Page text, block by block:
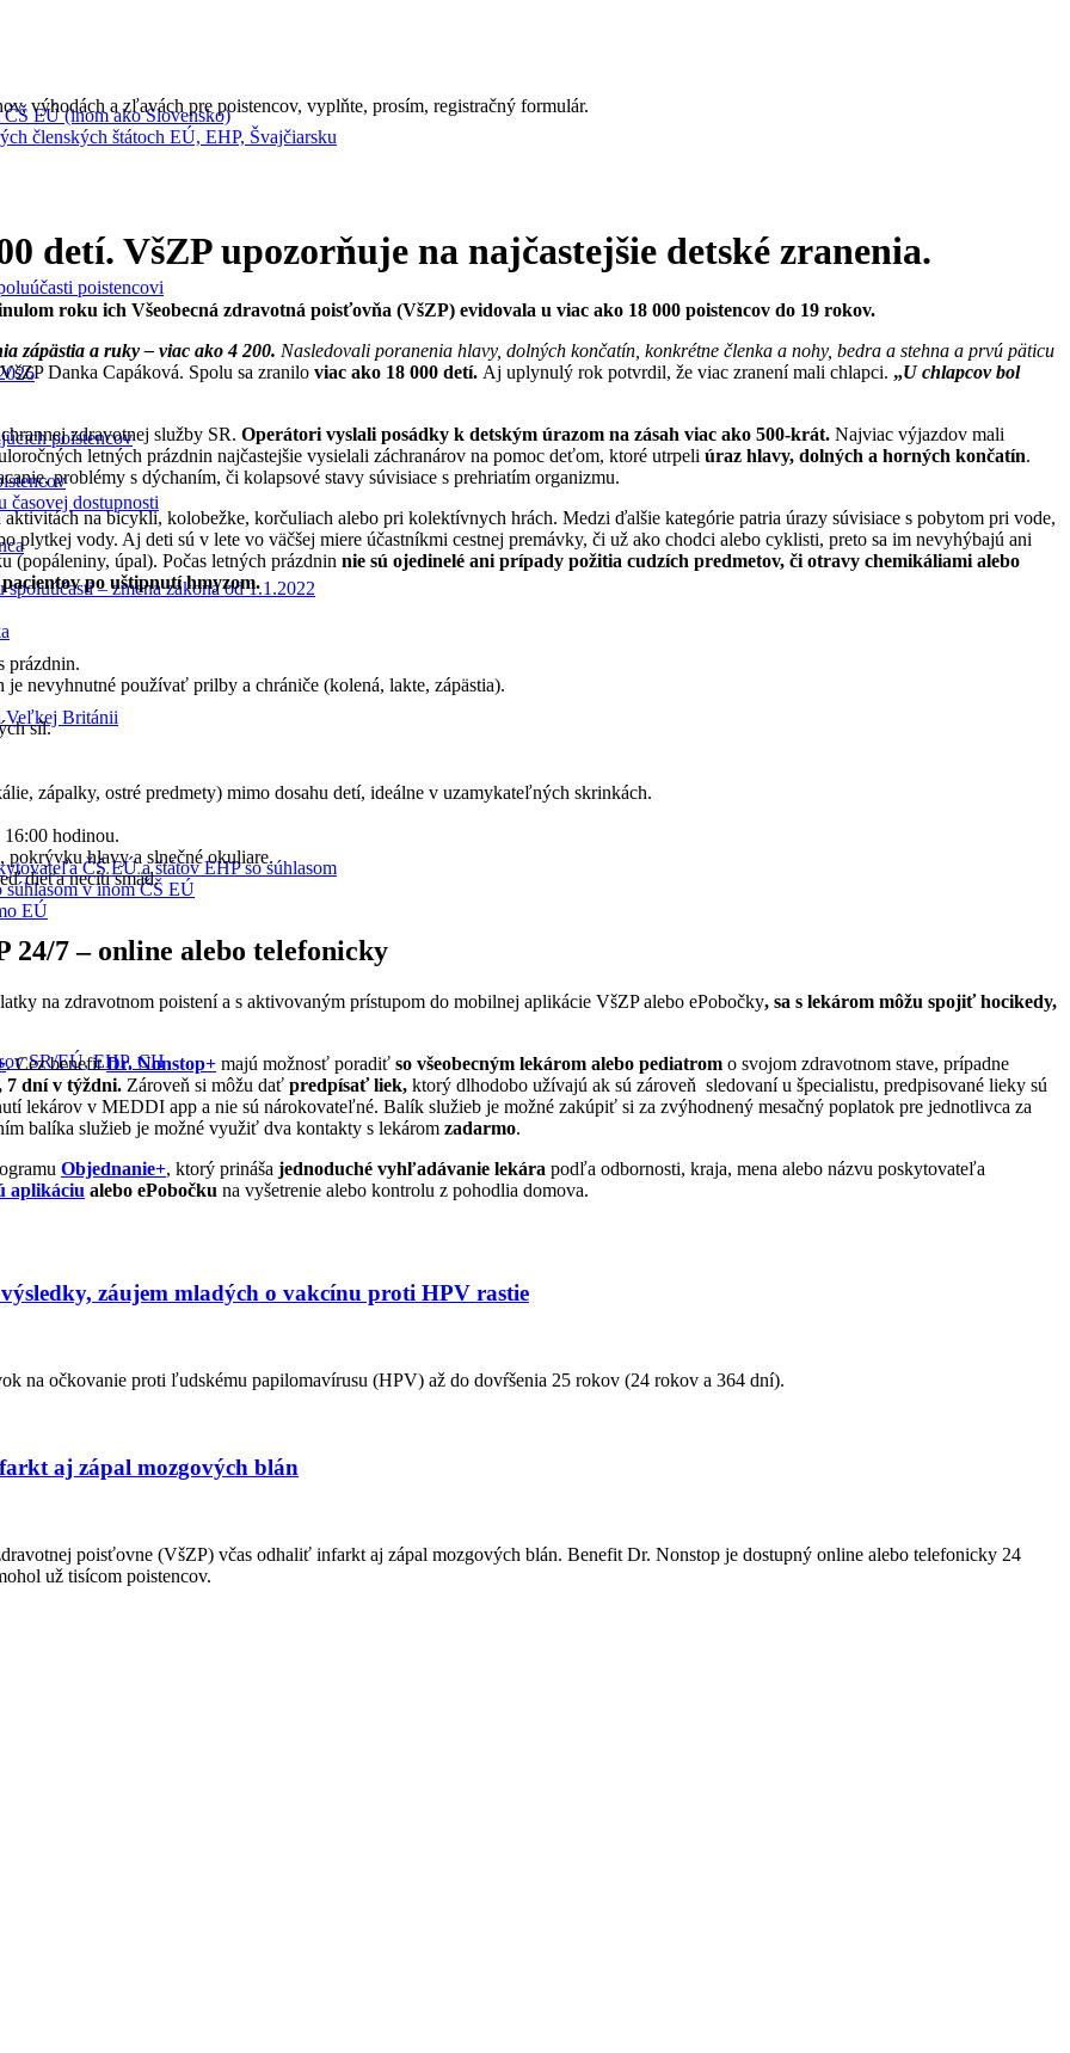
EÚ (inom ako Slovensko)
členských štátoch EÚ, EHP, Švajčiarsku
poistencovi
poistencov
časovej dostupnosti
– zmena zákona od 1.1.2022
Veľkej Británii
ČŠ EÚ a štátov EHP so súhlasom
súhlasom v inom ČŠ EÚ
EÚ
SR/EÚ, EHP, CH
výhodách a zľavách pre poistencov, vyplňte, prosím, registračný formulár.
detí. VšZP upozorňuje na najčastejšie detské zranenia.
roku ich Všeobecná zdravotná poisťovňa (VšZP) evidovala u viac ako 18 000 poistencov do 19 rokov.
zápästia a ruky – viac ako 4 200. Nasledovali poranenia hlavy, dolných končatín, konkrétne členka a nohy, bedra a stehna a prvú päticu
Danka Capáková. Spolu sa zranilo viac ako 18 000 detí. Aj uplynulý rok potvrdil, že viac zranení mali chlapci. „U chlapcov bol
zdravotnej služby SR. Operátori vyslali posádky k detským úrazom na zásah viac ako 500-krát. Najviac výjazdov mali
letných prázdnin najčastejšie vysielali záchranárov na pomoc deťom, ktoré utrpeli úraz hlavy, dolných a horných končatín.
problémy s dýchaním, či kolapsové stavy súvisiace s prehriatím organizmu.
na bicykli, kolobežke, korčuliach alebo pri kolektívnych hrách. Medzi ďalšie kategórie patria úrazy súvisiace s pobytom pri vode,
plytkej vody. Aj deti sú v lete vo väčšej miere účastníkmi cestnej premávky, či už ako chodci alebo cyklisti, preto sa im nevyhýbajú ani
(popáleniny, úpal). Počas letných prázdnin nie sú ojedinelé ani prípady požitia cudzích predmetov, či otravy chemikáliami alebo
po uštipnutí hmyzom.
prázdnin.
nevyhnutné používať prilby a chrániče (kolená, lakte, zápästia).
síl.
zápalky, ostré predmety) mimo dosahu detí, ideálne v uzamykateľných skrinkách.
16:00 hodinou.
pokrývku hlavy a slnečné okuliare.
dieťa necíti smäd.
24/7 – online alebo telefonicky
na zdravotnom poistení a s aktivovaným prístupom do mobilnej aplikácie VšZP alebo ePobočky, sa s lekárom môžu spojiť hocikedy,
. Cez benefitDr. Nonstop+ majú možnosť poradiť so všeobecným lekárom alebo pediatrom o svojom zdravotnom stave, prípadne
7 dní v týždni. Zároveň si môžu dať predpísať liek, ktorý dlhodobo užívajú ak sú zároveň sledovaní u špecialistu, predpisované lieky sú
lekárov v MEDDI app a nie sú nárokovateľné. Balík služieb je možné zakúpiť si za zvýhodnený mesačný poplatok pre jednotlivca za
balíka služieb je možné využiť dva kontakty s lekárom zadarmo.
Objednanie+, ktorý prináša jednoduché vyhľadávanie lekára podľa odbornosti, kraja, mena alebo názvu poskytovateľa
aplikáciu alebo ePobočku na vyšetrenie alebo kontrolu z pohodlia domova.
záujem mladých o vakcínu proti HPV rastie
na očkovanie proti ľudskému papilomavírusu (HPV) až do dovŕšenia 25 rokov (24 rokov a 364 dní).
aj zápal mozgových blán
poisťovne (VšZP) včas odhaliť infarkt aj zápal mozgových blán. Benefit Dr. Nonstop je dostupný online alebo telefonicky 24
už tisícom poistencov.